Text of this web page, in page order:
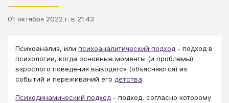
01 октября 2022 г. в 21:43
Психоанализ, или психоаналитический подход - подход в
психологии, когда основные моменты (и проблемы)
взрослого поведения выводятся (объясняются) из
событий и переживаний его детства.
Психодинамический подход - подход, согласно которому